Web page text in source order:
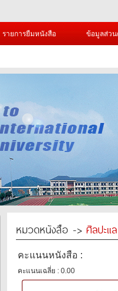
รายการยืมหนังสือ ข้อมูลส่ว
หมวดหนังสือ -> ศิลปะแ
คะแนนหนังสือ :
คะแนนเฉลี่ย : 0.00